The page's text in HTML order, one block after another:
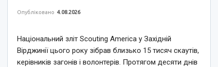
Опубліковано 4.08.2026
Національний зліт Scouting America у Західній
Вірджинії цього року зібрав близько 15 тисяч скаутів,
керівників загонів і волонтерів. Протягом десяти днів